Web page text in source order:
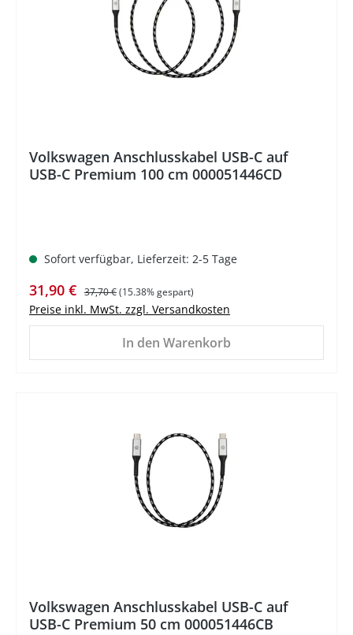
Volkswagen Anschlusskabel USB-C auf
USB-C Premium 100 cm 000051446CD
Sofort verfügbar, Lieferzeit: 2-5 Tage
Verkaufspreis:
31,90 € Regulärer Preis:
37,70 €(15.38% gespart)
Preise inkl. MwSt. zzgl. Versandkosten
In den Warenkorb
Volkswagen Anschlusskabel USB-C auf
USB-C Premium 50 cm 000051446CB